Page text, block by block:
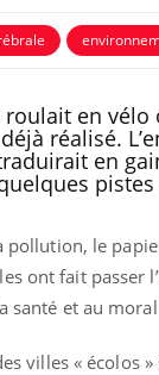
roulait en
réalisé.
en
pollution, le
ont fait passer
santé et au
villes « écolos